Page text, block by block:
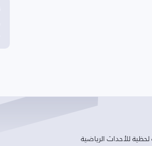
للأحداث الرياضية